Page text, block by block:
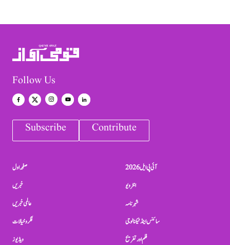
Follow Us
Subscribe Contribute
صفحہ اول
خبریں
عالمی خبریں
فکر و خیالات
ویڈیوز
آئی پی ایل 2026
انٹرویو
شہرنامہ
سائنس اینڈ ٹیکنالوجی
فلم اور تفریح